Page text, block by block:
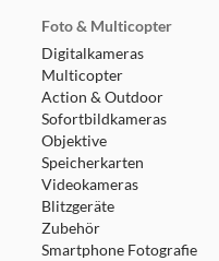
Foto & Multicopter
Digitalkameras
Multicopter
Action & Outdoor
Sofortbildkameras
Objektive
Speicherkarten
Videokameras
Blitzgeräte
Zubehör
Smartphone Fotografie